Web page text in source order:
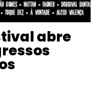
abre